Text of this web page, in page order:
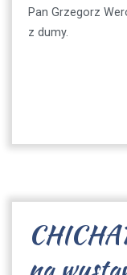
Pan Grzegorz
z dumy.